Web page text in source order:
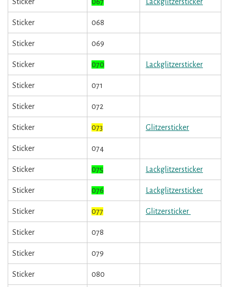
Sticker 068
Sticker 069
Sticker 070 Lackglitzersticker
Sticker 071
Sticker 072
Sticker 073 Glitzersticker
Sticker 074
Sticker 075 Lackglitzersticker
Sticker 076 Lackglitzersticker
Sticker 077 Glitzersticker
Sticker 078
Sticker 079
Sticker 080